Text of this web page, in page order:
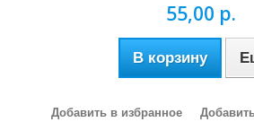
55,00 р.
В корзину
Добавить в избранное